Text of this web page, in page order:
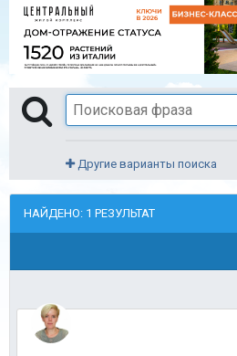
Другие варианты поиска
НАЙДЕНО: 1 РЕЗУЛЬТАТ